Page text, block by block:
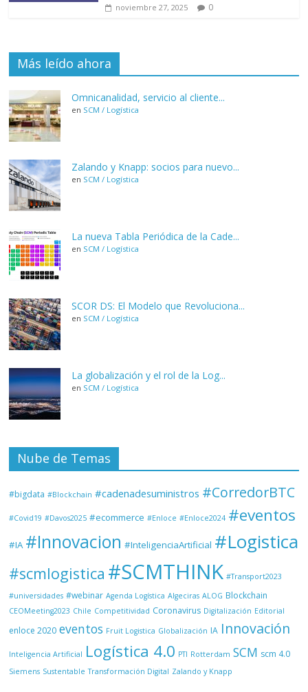
noviembre 27, 2025 0
Más leído ahora
Omnicanalidad, servicio al cliente...
en SCM / Logística
Zalando y Knapp: socios para nuevo...
en SCM / Logística
La nueva Tabla Periódica de la Cade...
en SCM / Logística
SCOR DS: El Modelo que Revoluciona...
en SCM / Logística
La globalización y el rol de la Log...
en SCM / Logística
Nube de Temas
#bigdata #Blockchain #cadenadesuministros #CorredorBTC
#Covid19 #Davos2025 #ecommerce #Enloce #Enloce2024 #eventos
#IA #Innovacion #InteligenciaArtificial #Logistica
#scmlogistica #SCMTHINK #Transport2023
#universidades #webinar Agenda Logística Algeciras ALOG Blockchain
CEOMeeting2023 Chile Competitividad Coronavirus Digitalización Editorial
enloce 2020 eventos Fruit Logistica Globalización IA Innovación
Inteligencia Artificial Logística 4.0 PTI Rotterdam SCM scm 4.0
Siemens Sustentable Transformación Digital Zalando y Knapp